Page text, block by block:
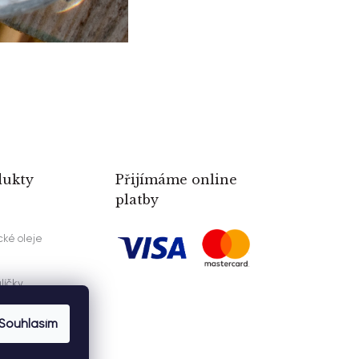
oleje
Přijímáme online
platby